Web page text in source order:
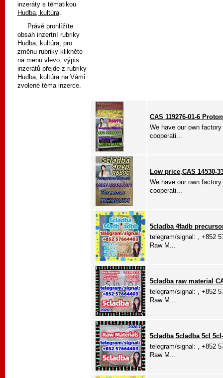
inzeráty s tématikou
Hudba, kultúra.
Právě prohlížíte
obsah inzertní rubriky
Hudba, kultúra, pro
změnu rubriky klikněte
na menu vlevo, výpis
inzerátů přejde z rubriky
Hudba, kultúra na Vámi
zvolené téma inzerce.
CAS 119276-01-6
We have our own
cooperati...
Low price,CAS 14530-
We have our own
cooperati...
5cladba 4fadb
telegram/signal: , +852
Raw M...
5cladba raw material
telegram/signal: , +852
Raw M...
5cladba 5cladba 5cl
telegram/signal: , +852
Raw M...